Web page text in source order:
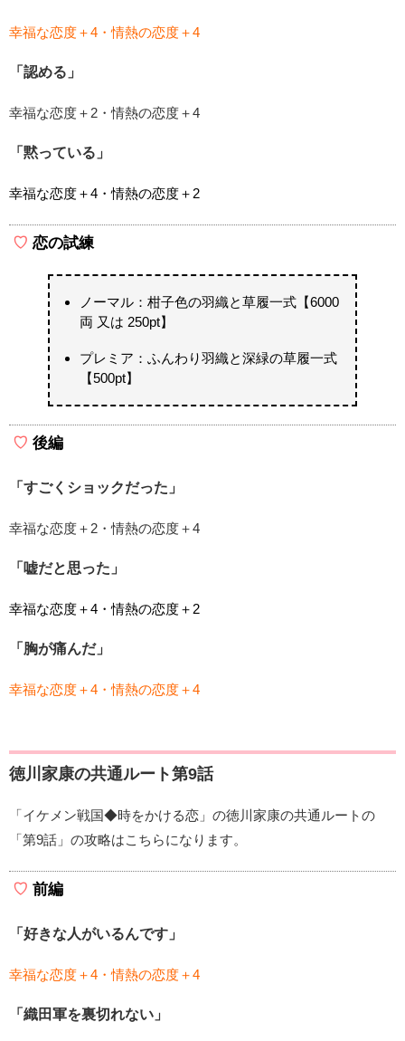
幸福な恋度＋4・情熱の恋度＋4
「認める」
幸福な恋度＋2・情熱の恋度＋4
「黙っている」
幸福な恋度＋4・情熱の恋度＋2
恋の試練
ノーマル：柑子色の羽織と草履一式【6000
両 又は 250pt】
プレミア：ふんわり羽織と深緑の草履一式
【500pt】
後編
「すごくショックだった」
幸福な恋度＋2・情熱の恋度＋4
「嘘だと思った」
幸福な恋度＋4・情熱の恋度＋2
「胸が痛んだ」
幸福な恋度＋4・情熱の恋度＋4
徳川家康の共通ルート第9話
「イケメン戦国◆時をかける恋」の徳川家康の共通ルートの
「第9話」の攻略はこちらになります。
前編
「好きな人がいるんです」
幸福な恋度＋4・情熱の恋度＋4
「織田軍を裏切れない」